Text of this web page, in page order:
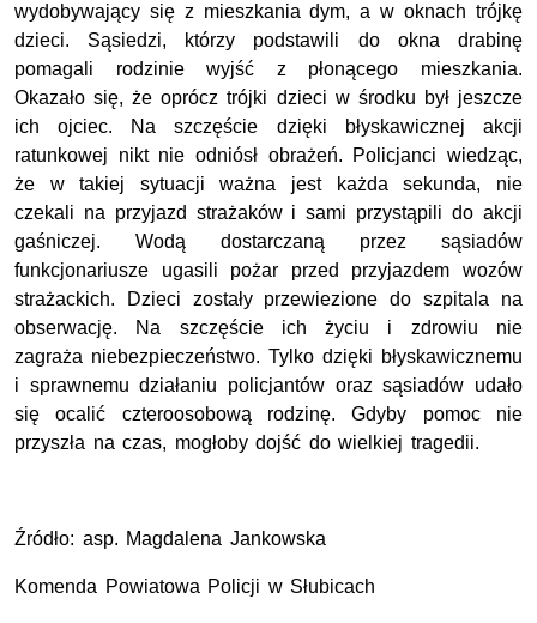
wydobywający się z mieszkania dym, a w oknach trójkę
dzieci. Sąsiedzi, którzy podstawili do okna drabinę
pomagali rodzinie wyjść z płonącego mieszkania.
Okazało się, że oprócz trójki dzieci w środku był jeszcze
ich ojciec. Na szczęście dzięki błyskawicznej akcji
ratunkowej nikt nie odniósł obrażeń. Policjanci wiedząc,
że w takiej sytuacji ważna jest każda sekunda, nie
czekali na przyjazd strażaków i sami przystąpili do akcji
gaśniczej. Wodą dostarczaną przez sąsiadów
funkcjonariusze ugasili pożar przed przyjazdem wozów
strażackich. Dzieci zostały przewiezione do szpitala na
obserwację. Na szczęście ich życiu i zdrowiu nie
zagraża niebezpieczeństwo. Tylko dzięki błyskawicznemu
i sprawnemu działaniu policjantów oraz sąsiadów udało
się ocalić czteroosobową rodzinę. Gdyby pomoc nie
przyszła na czas, mogłoby dojść do wielkiej tragedii.
Źródło: asp. Magdalena Jankowska
Komenda Powiatowa Policji w Słubicach